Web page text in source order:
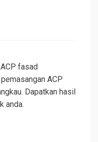
fasad
ACP
Dapatkan hasil
anda.